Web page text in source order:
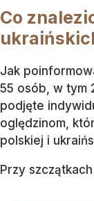
Co
Jak
55 osób, w tym
podjęte
oględzinom,
polskiej i
Przy